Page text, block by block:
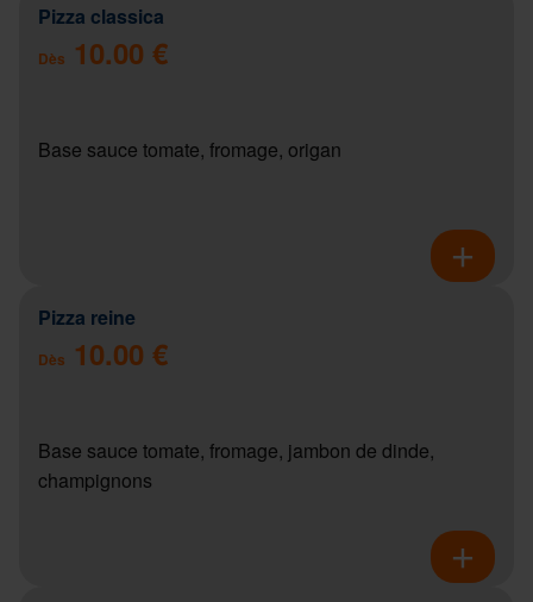
Pizza classica
Dès 10.00 €
Base sauce tomate, fromage, origan
Pizza reine
Dès 10.00 €
Base sauce tomate, fromage, jambon de dinde,
champignons